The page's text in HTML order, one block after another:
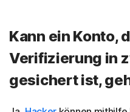
Kann ein Konto,
Verifizierung in
gesichert ist,